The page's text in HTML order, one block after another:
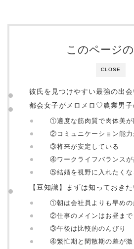
CLOSE
このページ
彼氏を見つけやすい最強の出会
都会女子がメロメロ♡農業男子
①適度な筋肉質で肉体美が
②コミュニケーション能力
③将来が安定している
④ワークライフバランスが
⑤結婚を視野に入れたくな
【豆知識】まずは知っておき
①朝は会社員よりも早めの
②仕事のメインはお昼まで
③午後は比較的のんびり
④繁忙期と閑散期の差が激